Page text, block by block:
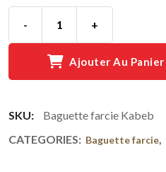
- +
Ajouter Au Panier
SKU:
Baguette farcie Kabeb
CATEGORIES: Baguette farcie,